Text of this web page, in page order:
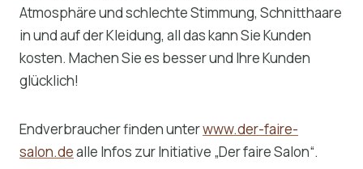
Atmosphäre und schlechte Stimmung, Schnitthaare
in und auf der Kleidung, all das kann Sie Kunden
kosten. Machen Sie es besser und Ihre Kunden
glücklich!
Endverbraucher finden unterwww.der-faire-
salon.dealle Infos zur Initiative „Der faire Salon“.